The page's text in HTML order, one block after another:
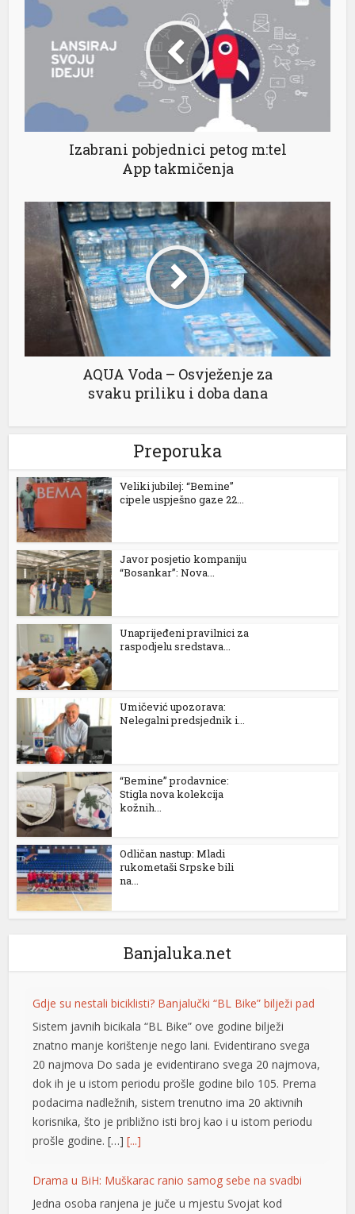
holiganbet giriş
iptv satın al
Hiltonbet
betsat
cosonolovont
casibom
meritking
vdcasino giriş
film izle
mariobet
jojobet
vdcasino
holiganbet
Hacklink Panel
1xbet
serdivan escort
Ankara Escort
yabancı dizi izle
dizipal
meritking
Ankara Escort
bets10 giriş
sakarya escort
makrobet
makrobet
Izabrani pobjednici petog m:tel
App takmičenja
AQUA Voda – Osvježenje za
svaku priliku i doba dana
Preporuka
Veliki jubilej: “Bemine”
cipele uspješno gaze 22...
Javor posjetio kompaniju
“Bosankar”: Nova...
Unaprijeđeni pravilnici za
raspodjelu sredstava...
Umičević upozorava:
Nelegalni predsjednik i...
“Bemine” prodavnice:
Stigla nova kolekcija
kožnih...
Odličan nastup: Mladi
rukometaši Srpske bili
na...
Banjaluka.net
Gdje su nestali biciklisti? Banjalučki “BL Bike” bilježi pad
Sistem javnih bicikala “BL Bike” ove godine bilježi
znatno manje korištenje nego lani. Evidentirano svega
20 najmova Do sada je evidentirano svega 20 najmova,
dok ih je u istom periodu prošle godine bilo 105. Prema
podacima nadležnih, sistem trenutno ima 20 aktivnih
korisnika, što je približno isti broj kao i u istom periodu
prošle godine. […][...]
Drama u BiH: Muškarac ranio samog sebe na svadbi
Jedna osoba ranjena je juče u mjestu Svojat kod